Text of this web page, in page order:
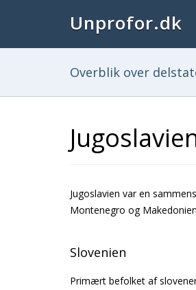
Unprofor.dk
Overblik over
Jugoslavien var en
Montenegro og
Slovenien
Primært befolket af